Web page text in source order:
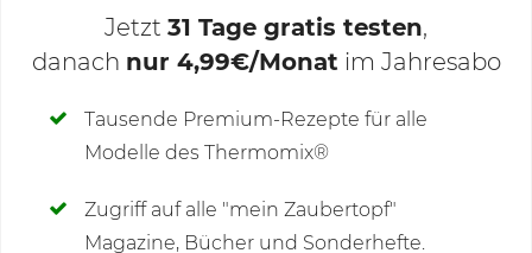
Deine Notizen
Jetzt 31 Tage gratis testen,
danach nur 4,99€/Monat im Jahresabo
Tausende Premium-Rezepte für alle
Modelle des Thermomix®
Zugriff auf alle "mein Zaubertopf"
Magazine, Bücher und Sonderhefte.